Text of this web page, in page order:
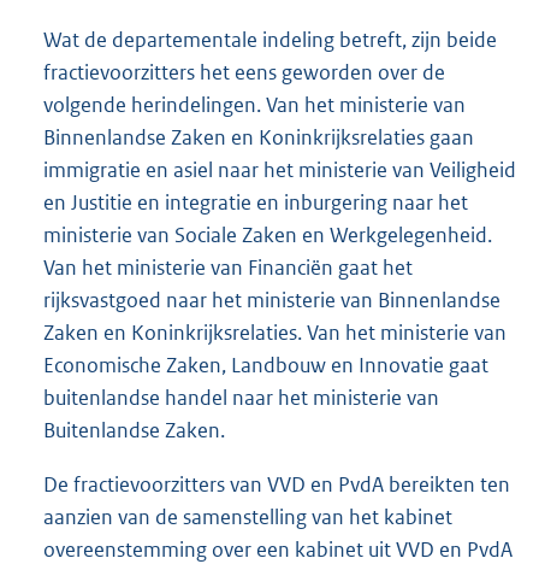
Wat de departementale indeling betreft, zijn beide
fractievoorzitters het eens geworden over de
volgende herindelingen. Van het ministerie van
Binnenlandse Zaken en Koninkrijksrelaties gaan
immigratie en asiel naar het ministerie van Veiligheid
en Justitie en integratie en inburgering naar het
ministerie van Sociale Zaken en Werkgelegenheid.
Van het ministerie van Financiën gaat het
rijksvastgoed naar het ministerie van Binnenlandse
Zaken en Koninkrijksrelaties. Van het ministerie van
Economische Zaken, Landbouw en Innovatie gaat
buitenlandse handel naar het ministerie van
Buitenlandse Zaken.
De fractievoorzitters van VVD en PvdA bereikten ten
aanzien van de samenstelling van het kabinet
overeenstemming over een kabinet uit VVD en PvdA